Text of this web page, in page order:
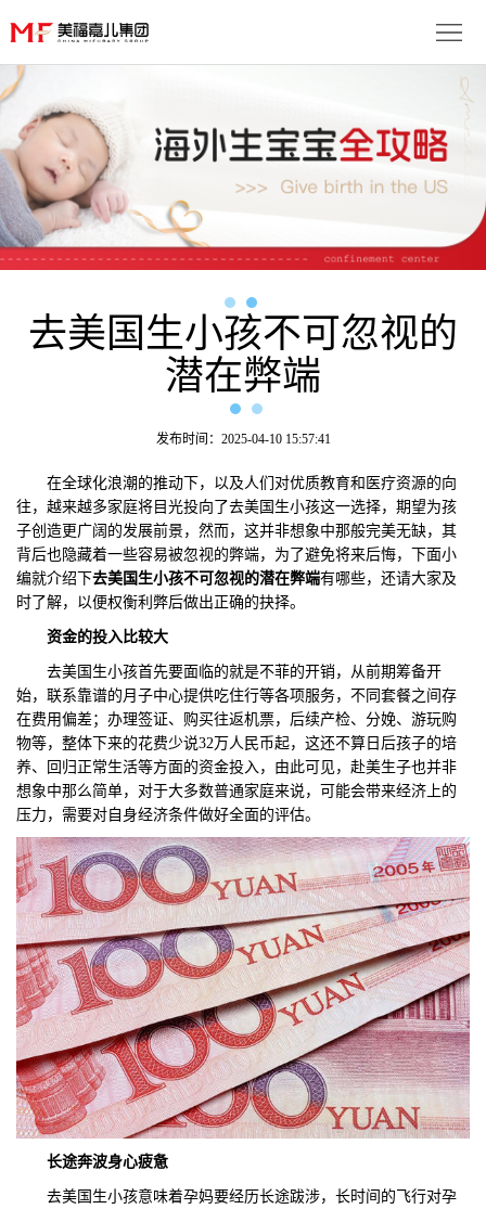
子
优
势
服
务
流
月
子
成
去美国生小孩不可忽视的
潜在弊端
发布时间：2025-04-10 15:57:41
在全球化浪潮的推动下，以及人们对优质教育和医疗资源的向
往，越来越多家庭将目光投向了去美国生小孩这一选择，期望为孩
子创造更广阔的发展前景，然而，这并非想象中那般完美无缺，其
背后也隐藏着一些容易被忽视的弊端，为了避免将来后悔，下面小
编就介绍下去美国生小孩不可忽视的潜在弊端有哪些，还请大家及
时了解，以便权衡利弊后做出正确的抉择。
资金的投入比较大
去美国生小孩首先要面临的就是不菲的开销，从前期筹备开
始，联系靠谱的月子中心提供吃住行等各项服务，不同套餐之间存
在费用偏差；办理签证、购买往返机票，后续产检、分娩、游玩购
物等，整体下来的花费少说32万人民币起，这还不算日后孩子的培
养、回归正常生活等方面的资金投入，由此可见，赴美生子也并非
想象中那么简单，对于大多数普通家庭来说，可能会带来经济上的
压力，需要对自身经济条件做好全面的评估。
长途奔波身心疲惫
去美国生小孩意味着孕妈要经历长途跋涉，长时间的飞行对孕